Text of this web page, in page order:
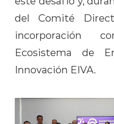
del Comité
incorporación
Ecosistema de
Innovación EIVA.